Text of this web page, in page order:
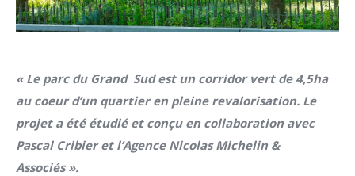
« Le parc du Grand Sud est un corridor vert de 4,5ha
au coeur d’un quartier en pleine revalorisation. Le
projet a été étudié et conçu en collaboration avec
Pascal Cribier et l’Agence Nicolas Michelin &
Associés ».